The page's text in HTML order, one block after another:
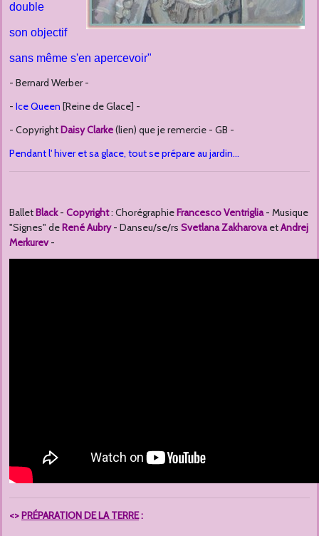
double
son objectif
sans même s'en apercevoir"
- Bernard Werber -
- Ice Queen [Reine de Glace] -
- CopyrightDaisy Clarke(lien) que je remercie - GB -
Pendant l' hiver et sa glace, tout se prépare au jardin...
BalletBlack- Copyright: ChorégraphieFrancesco Ventriglia- Musique
"Signes" deRené Aubry- Danseu/se/rs Svetlana ZakharovaetAndrej
Merkurev-
<>PRÉPARATION DE LA TERRE: